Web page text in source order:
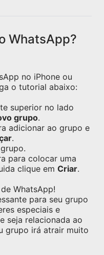
WhatsApp?
no iPhone ou
o tutorial abaixo:
superior no lado
grupo.
adicionar ao grupo e
.
para colocar uma
clique em Criar.
WhatsApp!
para seu grupo
especiais e
seja relacionada ao
grupo irá atrair muito